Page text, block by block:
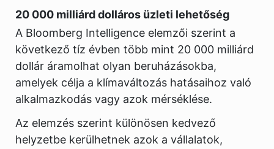
20 000 milliárd dolláros üzleti lehetőség
A Bloomberg Intelligence elemzői szerint a
következő tíz évben több mint 20 000 milliárd
dollár áramolhat olyan beruházásokba,
amelyek célja a klímaváltozás hatásaihoz való
alkalmazkodás vagy azok mérséklése.
Az elemzés szerint különösen kedvező
helyzetbe kerülhetnek azok a vállalatok,